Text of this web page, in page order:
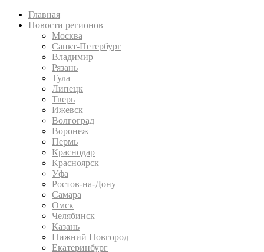
Главная
Новости регионов
Москва
Санкт-Петербург
Владимир
Рязань
Тула
Липецк
Тверь
Ижевск
Волгоград
Воронеж
Пермь
Краснодар
Красноярск
Уфа
Ростов-на-Дону
Самара
Омск
Челябинск
Казань
Нижний Новгород
Екатеринбург